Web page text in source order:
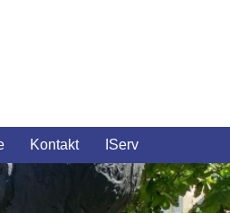
Kontakt IServ